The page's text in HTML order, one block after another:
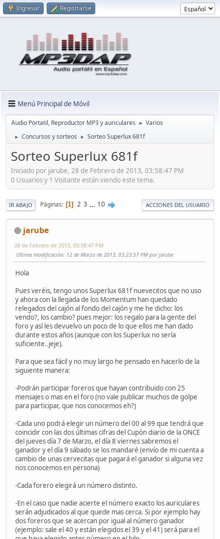
Ingresar Registrarse
Menú Principal de Móvil
Audio Portatil, Reproductor MP3 y auriculares ► Varios
► Concursos y sorteos ► Sorteo Superlux 681f
Sorteo Superlux 681f
Iniciado por jarube, 28 de Febrero de 2013, 03:58:47 PM
0 Usuarios y 1 Visitante están viendo este tema.
IR ABAJO Páginas 1 2 3 ... 10 ACCIONES DEL USUARIO
jarube
28 de Febrero de 2013, 03:58:47 PM
Ultima modificación: 12 de Marzo de 2013, 03:23:57 PM por jarube
Hola
Pues veréis, tengo unos Superlux 681f nuevecitos que no uso
y ahora con la llegada de los Momentum han quedado
relegados del cajón al fondo del cajón y me he dicho: los
vendo?, los cambio? pues mejor: los regalo para la gente del
foro y así les devuelvo un poco de lo que ellos me han dado
durante estos años (aunque con los Superlux no sería
suficiente..jeje).
Para que sea fácil y no muy largo he pensado en hacerlo de la
siguiente manera:
-Podrán participar foreros que hayan contribuido con 25
mensajes o mas en el foro (no vale publicar muchos de golpe
para participar, que nos conocemos eh?)
-Cada uno podrá elegir un número del 00 al 99 que tendrá que
coincidir con las dos últimas cifras del Cupón diario de la ONCE
del jueves día 7 de Marzo, el día 8 viernes sabremos el
ganador y el día 9 sábado se los mandaré (envío de mi cuenta a
cambio de unas cervecitas que pagará el ganador si alguna vez
nos conocemos en persona)
-Cada forero elegirá un número distinto.
-En el caso que nadie acierte el número exacto los auriculares
serán adjudicados al que quede mas cerca. Si por ejemplo hay
dos foreros que se acercan por igual al número ganador
(ejemplo: sale el 40 y están elegidos el 39 y el 41) será para el